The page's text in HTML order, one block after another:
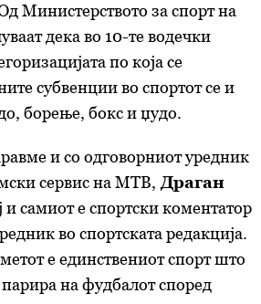
Министерството за спорт на
дека во 10-те водечки
по која се
субвенции во спортот се и
борење, бокс и џудо.
и со одговорниот уредник
сервис на МТВ, Драган
и самиот е спортски коментатор
во спортската редакција.
е единствениот спорт што
на фудбалот според